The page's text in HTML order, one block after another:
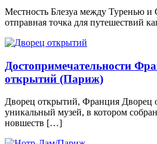
Местность Блезуа между Туренью и
отправная точка для путешествий
Достопримечательности
открытий (Париж)
Дворец открытий, Франция Дворец
уникальный музей, в котором
новшеств […]